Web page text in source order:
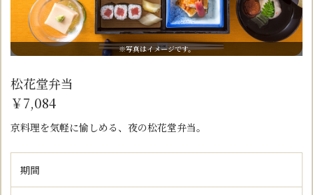
※写真はイメージです。
松花堂弁当
￥7,084
京料理を気軽に愉しめる、夜の松花堂弁当。
期間